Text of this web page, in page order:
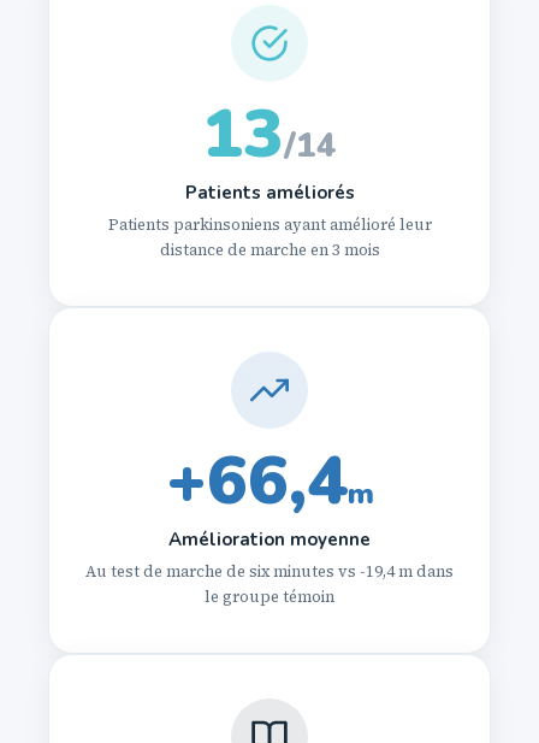
13/14
Patients améliorés
Patients parkinsoniens ayant amélioré leur
distance de marche en 3 mois
+66,4m
Amélioration moyenne
Au test de marche de six minutes vs -19,4 m dans
le groupe témoin